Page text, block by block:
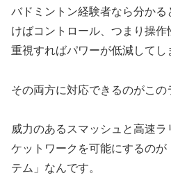
バドミントン経験者なら分か
けばコントロール、つまり操
重視すればパワーが低減してし
その両方に対応できるのがこの
威力のあるスマッシュと高速
ケットワークを可能にするのが
テム」なんです。